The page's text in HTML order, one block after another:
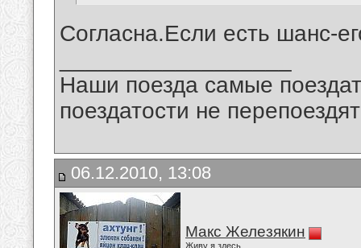
Согласна.Если есть шанс-
Наши поезда самые
поездатости не
06.12.2010, 13:08
Макс Железякин
Живу я здесь